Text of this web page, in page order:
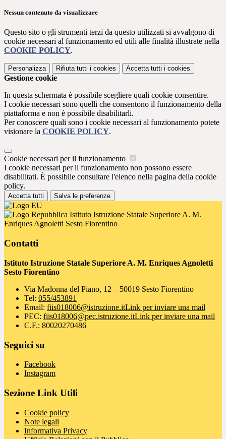
Nessun contenuto da visualizzare
Questo sito o gli strumenti terzi da questo utilizzati si avvalgono di
cookie necessari al funzionamento ed utili alle finalità illustrate nella
COOKIE POLICY.
Personalizza Rifiuta tutti i cookies Accetta tutti i cookies
Gestione cookie
In questa schermata è possibile scegliere quali cookie consentire.
I cookie necessari sono quelli che consentono il funzionamento della
piattaforma e non è possibile disabilitarli.
Per conoscere quali sono i cookie necessari al funzionamento potete
visionare la COOKIE POLICY.
Cookie necessari per il funzionamento
I cookie necessari per il funzionamento non possono essere
disabilitati. È possibile consultare l'elenco nella pagina della cookie
policy.
Accetta tutti Salva le preferenze
Istituto Istruzione Statale Superiore A. M.
Enriques Agnoletti Sesto Fiorentino
Contatti
Istituto Istruzione Statale Superiore A. M. Enriques Agnoletti
Sesto Fiorentino
Via Madonna del Piano, 12 – 50019 Sesto Fiorentino
Tel: 055/453891
Email: fiis018006@istruzione.itLink per inviare una mail
PEC: fiis018006@pec.istruzione.itLink per inviare una mail
C.F.: 80020270486
Seguici su
Facebook
Instagram
Sezione Link Utili
Cookie policy
Note legali
Informativa Privacy